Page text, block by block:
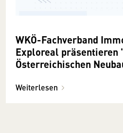
WKÖ-Fachverband
Exploreal präsentieren
Österreichischen
Weiterlesen